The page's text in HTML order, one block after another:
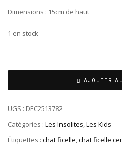
Dimensions : 15cm de haut
1 en stock
AJOUTER
UGS : DEC2513782
Catégories : Les Insolites,Les Kids
Étiquettes : chat ficelle,chat ficelle